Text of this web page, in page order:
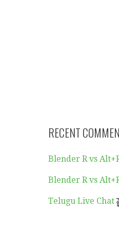
RECENT
Blender R vs
Blender R vs
Telugu Live Chat